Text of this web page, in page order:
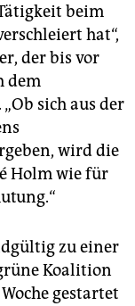
beim
hat“,
der bis vor
dem
sich aus der
wird die
Holm wie für
zu einer
Koalition
gestartet